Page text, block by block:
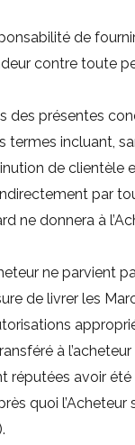
de
contre toute
des présentes
incluant,
de
par
ne donnera à
ne parvient
de livrer les
à
réputées avoir
quoi